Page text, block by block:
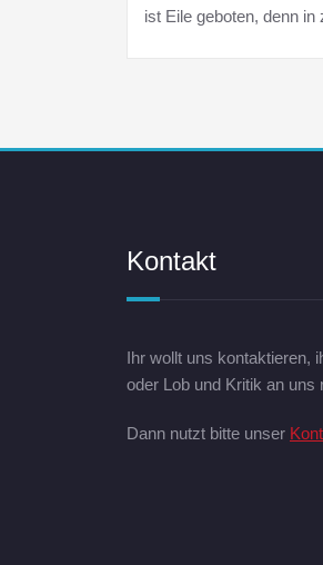
ist Eile geboten, denn
Kontakt
Ihr wollt uns kontaktieren,
oder Lob und Kritik an uns
Dann nutzt bitte unser